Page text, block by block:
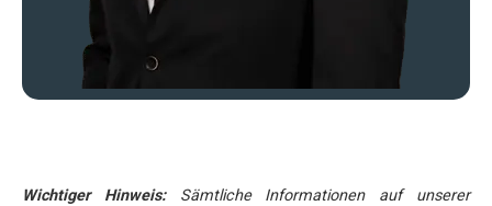
Wichtiger Hinweis:Sämtliche Informationen auf unserer